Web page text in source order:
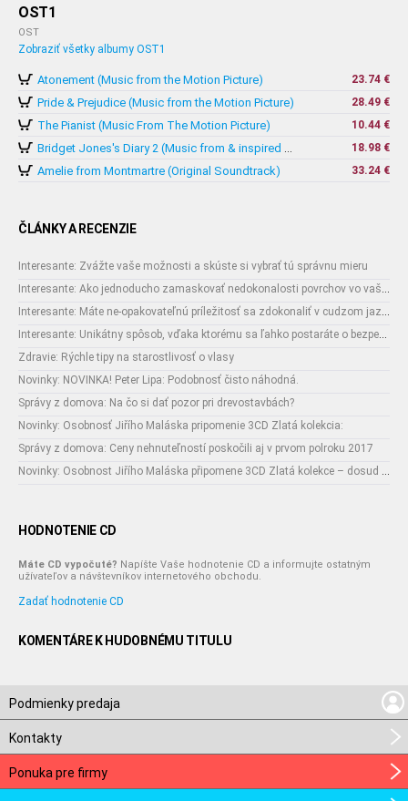
OST1
OST
Zobraziť všetky albumy OST1
Atonement (Music from the Motion Picture) 23.74 €
Pride & Prejudice (Music from the Motion Picture) 28.49 €
The Pianist (Music From The Motion Picture)
10.44 €
Bridget Jones's Diary 2 (Music from & inspired by The Motion Picture)
18.98 €
Amelie from Montmartre (Original Soundtrack) 33.24 €
ČLÁNKY A RECENZIE
Interesante: Zvážte vaše možnosti a skúste si vybrať tú správnu mieru
Interesante: Ako jednoducho zamaskovať nedokonalosti povrchov vo vašom interiéri
Interesante: Máte ne-opakovateľnú príležitosť sa zdokonaliť v cudzom jazyku
Interesante: Unikátny spôsob, vďaka ktorému sa ľahko postaráte o bezpečnosť vašich zásielok
Zdravie: Rýchle tipy na starostlivosť o vlasy
Novinky: NOVINKA! Peter Lipa: Podobnosť čisto náhodná.
Správy z domova: Na čo si dať pozor pri drevostavbách?
Novinky: Osobnosť Jiřího Maláska pripomenie 3CD Zlatá kolekcia:
Správy z domova: Ceny nehnuteľností poskočili aj v prvom polroku 2017
Novinky: Osobnost Jiřího Maláska připomene 3CD Zlatá kolekce – dosud nejobsáhlejší soubor nahrávek legendárního umělce!
HODNOTENIE CD
Máte CD vypočuté? Napíšte Vaše hodnotenie CD a informujte ostatným
užívateľov a návštevníkov internetového obchodu.
Zadať hodnotenie CD
KOMENTÁRE K HUDOBNÉMU TITULU
Podmienky predaja
Kontakty
Ponuka pre firmy